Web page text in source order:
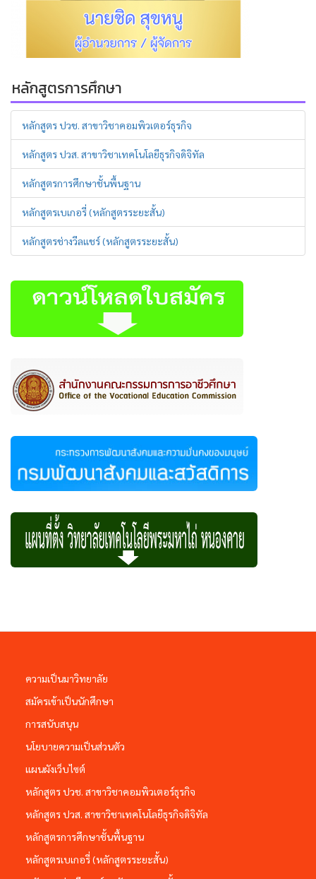
หลักสูตรการศึกษา
หลักสูตร ปวช. สาขาวิชาคอมพิวเตอร์ธุรกิจ
หลักสูตร ปวส. สาขาวิชาเทคโนโลยีธุรกิจดิจิทัล
หลักสูตรการศึกษาชั้นพื้นฐาน
หลักสูตรเบเกอรี่ (หลักสูตรระยะสั้น)
หลักสูตรช่างวีลแชร์ (หลักสูตรระยะสั้น)
ความเป็นมาวิทยาลัย
สมัครเข้าเป็นนักศึกษา
การสนับสนุน
นโยบายความเป็นส่วนตัว
แผนผังเว็บไซต์
หลักสูตร ปวช. สาขาวิชาคอมพิวเตอร์ธุรกิจ
หลักสูตร ปวส. สาขาวิชาเทคโนโลยีธุรกิจดิจิทัล
หลักสูตรการศึกษาชั้นพื้นฐาน
หลักสูตรเบเกอรี่ (หลักสูตรระยะสั้น)